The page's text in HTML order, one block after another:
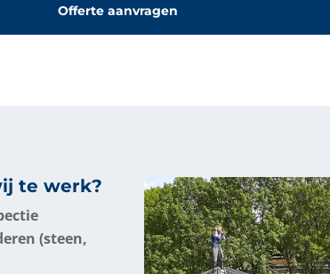
Offerte aanvragen
te werk?
(steen,